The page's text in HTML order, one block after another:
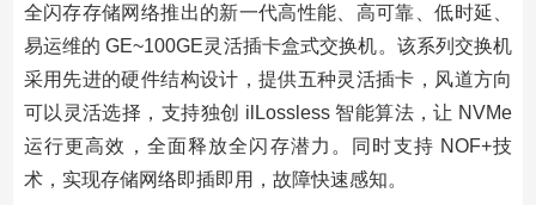
全闪存存储网络推出的新一代高性能、高可靠、低时延、
易运维的 GE~100GE灵活插卡盒式交换机。该系列交换机
采用先进的硬件结构设计，提供五种灵活插卡，风道方向
可以灵活选择，支持独创 ilLossless 智能算法，让 NVMe
运行更高效，全面释放全闪存潜力。同时支持 NOF+技
术，实现存储网络即插即用，故障快速感知。